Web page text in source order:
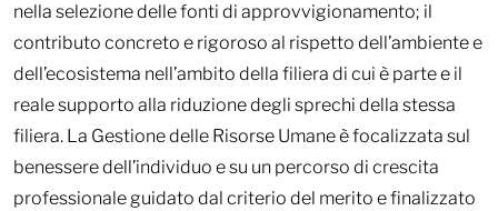
nella selezione delle fonti di approvvigionamento; il
contributo concreto e rigoroso al rispetto dell’ambiente e
dell’ecosistema nell’ambito della filiera di cui è parte e il
reale supporto alla riduzione degli sprechi della stessa
filiera. La Gestione delle Risorse Umane è focalizzata sul
benessere dell’individuo e su un percorso di crescita
professionale guidato dal criterio del merito e finalizzato